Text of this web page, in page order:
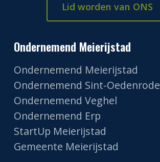
Lid worden van ONS
Ondernemend Meierijstad
Ondernemend Meierijstad
Ondernemend Sint-Oedenrode
Ondernemend Veghel
Ondernemend Erp
StartUp Meierijstad
Gemeente Meierijstad